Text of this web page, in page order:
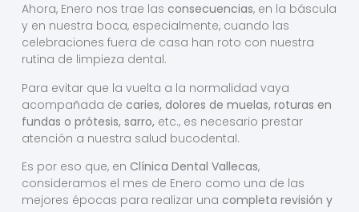
Ahora, Enero nos trae las consecuencias, en la báscula
y en nuestra boca, especialmente, cuando las
celebraciones fuera de casa han roto con nuestra
rutina de limpieza dental.
Para evitar que la vuelta a la normalidad vaya
acompañada de caries, dolores de muelas, roturas en
fundas o prótesis, sarro,etc., es necesario prestar
atención a nuestra salud bucodental.
Es por eso que, en Clínica Dental Vallecas,
consideramos el mes de Enero como una de las
mejores épocas para realizar una completa revisión y